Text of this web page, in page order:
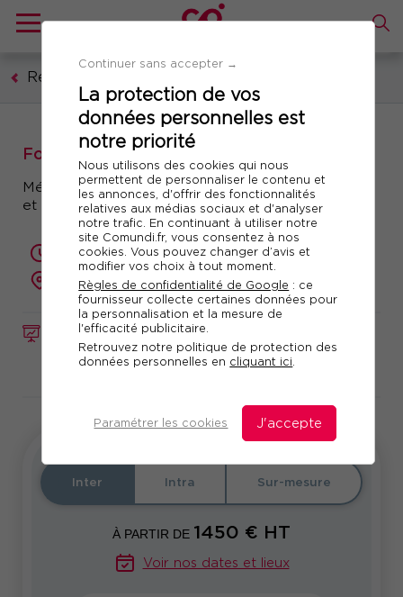
Continuer sans accepter →
La protection de vos
données personnelles est
notre priorité
Nous utilisons des cookies qui nous
permettent de personnaliser le contenu et
les annonces, d'offrir des fonctionnalités
relatives aux médias sociaux et d'analyser
notre trafic. En continuant à utiliser notre
site Comundi.fr, vous consentez à nos
cookies. Vous pouvez changer d’avis et
modifier vos choix à tout moment.
Règles de confidentialité de Google : ce
fournisseur collecte certaines données pour
la personnalisation et la mesure de
l'efficacité publicitaire.
Retrouvez notre politique de protection des
données personnelles en cliquant ici.
Paramétrer les cookies J'accepte
Ressources humaines, formation, droit social
FORMATION Réf. 10899
Télécharger le programme
Formation de formateurs
Méthodes et techniques pour concevoir, animer
et évaluer une action de formation
2 jours (14 heures)
présentiel ou à distance
Inter Intra Sur-mesure
À PARTIR DE 1450 € HT
Voir nos dates et lieux